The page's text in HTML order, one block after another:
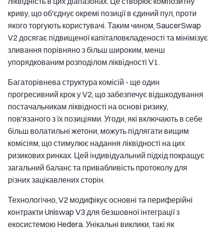
криву, що об'єднує окремі позиції в єдиний пул, проти
якого торгують користувачі. Таким чином, SaucerSwap
V2 досягає підвищеної капіталовкладеності та мінімізує
зливання порівняно з більш широким, менш
упорядкованим розподілом ліквідності V1.
Багаторівнева структура комісій - ще один
прогресивний крок у V2, що забезпечує відшкодування
постачальникам ліквідності на основі ризику,
пов'язаного з їх позиціями. Угоди, які включають в себе
більш волатильні жетони, можуть підлягати вищим
комісіям, що стимулює надання ліквідності на цих
ризикових ринках. Цей індивідуальний підхід покращує
загальний баланс та привабливість протоколу для
різних зацікавлених сторін.
Технологічно, V2 модифікує основні та периферійні
контракти Uniswap V3 для безшовної інтеграції з
екосистемою Hedera. Унікальні виклики, такі як